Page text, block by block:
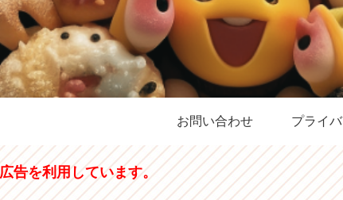
お問い合わせ プライ
告を利用しています。